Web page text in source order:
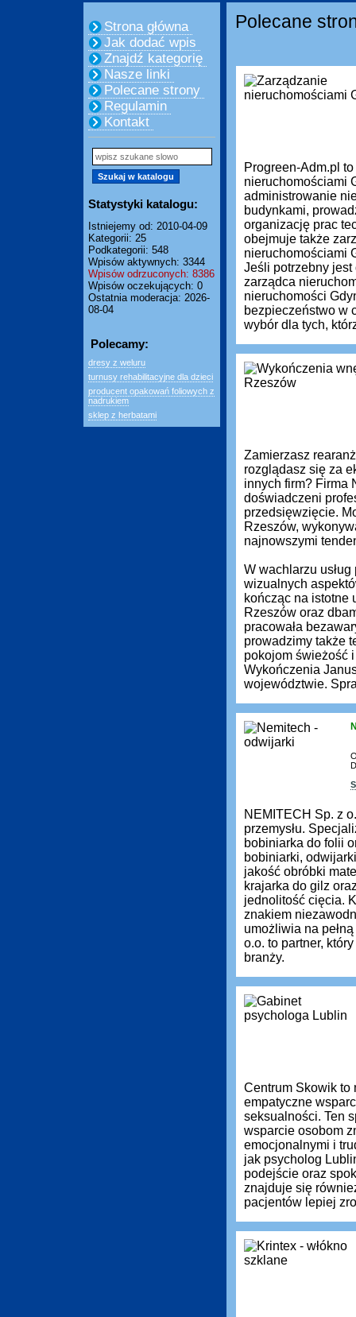
Strona główna
Jak dodać wpis
Znajdź kategorię
Nasze linki
Polecane strony
Regulamin
Kontakt
Statystyki katalogu:
Istniejemy od: 2010-04-09
Kategorii: 25
Podkategorii: 548
Wpisów aktywnych: 3344
Wpisów odrzuconych: 8386
Wpisów oczekujących: 0
Ostatnia moderacja: 2026-
08-04
Polecamy:
dresy z weluru
turnusy rehabilitacyjne dla dzieci
producent opakowań foliowych z
nadrukiem
sklep z herbatami
Polecane
Progreen-Adm.pl
nieruchomościami
administrowanie
budynkami,
organizację prac
obejmuje także
nieruchomościami
Jeśli potrzebny
zarządca
nieruchomości
bezpieczeństwo w
wybór dla tych,
Zamierzasz
rozglądasz się za
innych firm? Firma
doświadczeni
przedsięwzięcie.
Rzeszów,
najnowszymi
W wachlarzu
wizualnych
kończąc na istotne
Rzeszów oraz
pracowała
prowadzimy także
pokojom świeżość
Wykończenia
województwie.
NEMITECH Sp. z
przemysłu.
bobiniarka do folii
bobiniarki,
jakość obróbki
krajarka do gilz
jednolitość cięcia.
znakiem
umożliwia na
o.o. to partner,
branży.
Centrum Skowik to
empatyczne
seksualności. Ten
wsparcie osobom
emocjonalnymi i
jak psycholog
podejście oraz
znajduje się
pacjentów lepiej